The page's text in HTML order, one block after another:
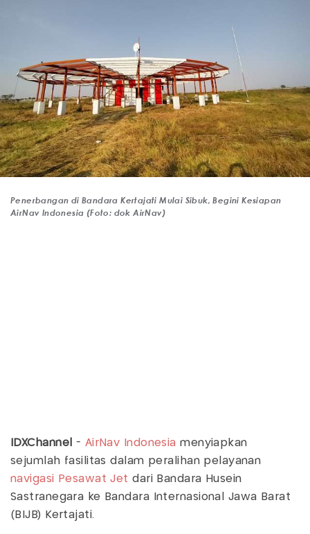
Penerbangan di Bandara Kertajati Mulai Sibuk, Begini Kesiapan
AirNav Indonesia (Foto: dok AirNav)
IDXChannel - AirNav Indonesia menyiapkan
sejumlah fasilitas dalam peralihan pelayanan
navigasi Pesawat Jet dari Bandara Husein
Sastranegara ke Bandara Internasional Jawa Barat
(BIJB) Kertajati.